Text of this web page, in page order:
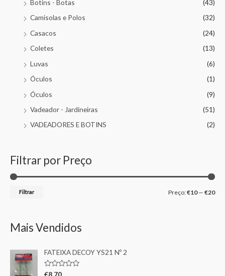
Botins - Botas
(43)
Camisolas e Polos
(32)
Casacos
(24)
Coletes
(13)
Luvas
(6)
Óculos
(1)
Óculos
(9)
Vadeador - Jardineiras
(51)
VADEADORES E BOTINS
(2)
Filtrar por Preço
Filtrar Preço:€10— €20
Mais Vendidos
FATEIXA DECOY YS21 Nº 2
A
€8,70